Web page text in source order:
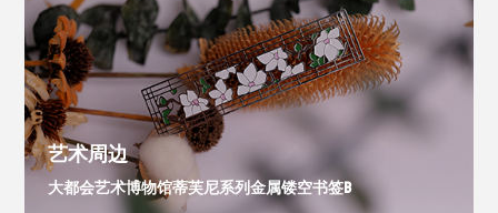
艺术周边
大都会艺术博物馆蒂芙尼系列金属镂空书签B